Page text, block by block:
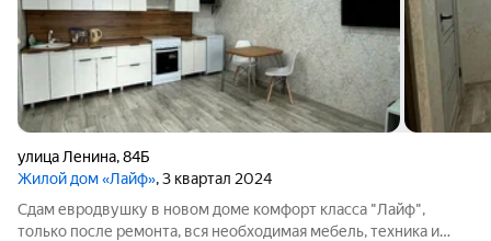
улица Ленина,84Б
Жилой дом «Лайф», 3 квартал 2024
Сдам евродвушку в новом доме комфорт класса "Лайф",
только после ремонта, вся необходимая мебель, техника и